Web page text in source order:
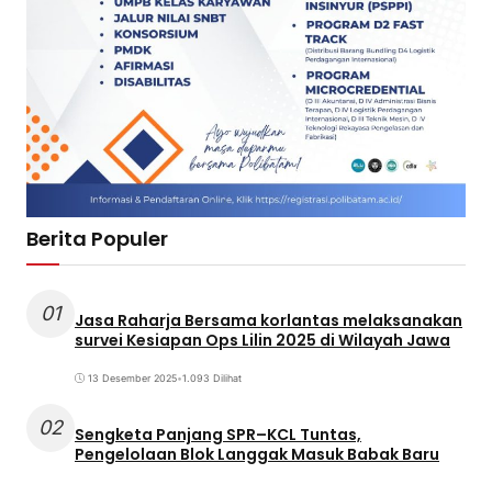
Berita Populer
01
Jasa Raharja Bersama korlantas melaksanakan
survei Kesiapan Ops Lilin 2025 di Wilayah Jawa
13 Desember 2025•1.093 Dilihat
02 Sengketa Panjang SPR–KCL Tuntas,
Pengelolaan Blok Langgak Masuk Babak Baru